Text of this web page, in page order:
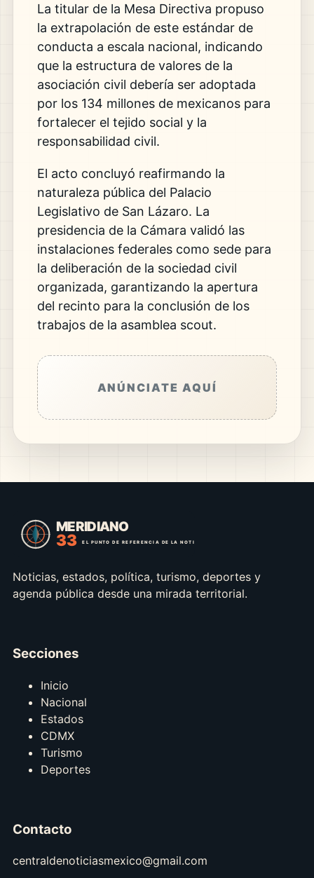
La titular de la Mesa Directiva propuso
la extrapolación de este estándar de
conducta a escala nacional, indicando
que la estructura de valores de la
asociación civil debería ser adoptada
por los 134 millones de mexicanos para
fortalecer el tejido social y la
responsabilidad civil.
El acto concluyó reafirmando la
naturaleza pública del Palacio
Legislativo de San Lázaro. La
presidencia de la Cámara validó las
instalaciones federales como sede para
la deliberación de la sociedad civil
organizada, garantizando la apertura
del recinto para la conclusión de los
trabajos de la asamblea scout.
ANÚNCIATE AQUÍ
Noticias, estados, política, turismo, deportes y
agenda pública desde una mirada territorial.
Secciones
Inicio
Nacional
Estados
CDMX
Turismo
Deportes
Contacto
centraldenoticiasmexico@gmail.com